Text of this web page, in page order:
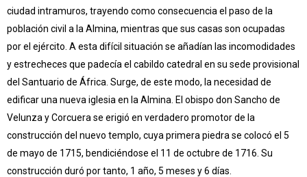
ciudad intramuros, trayendo como consecuencia el paso de la
población civil a la Almina, mientras que sus casas son ocupadas
por el ejército. A esta difícil situación se añadían las incomodidades
y estrecheces que padecía el cabildo catedral en su sede provisional
del Santuario de África. Surge, de este modo, la necesidad de
edificar una nueva iglesia en la Almina. El obispo don Sancho de
Velunza y Corcuera se erigió en verdadero promotor de la
construcción del nuevo templo, cuya primera piedra se colocó el 5
de mayo de 1715, bendiciéndose el 11 de octubre de 1716. Su
construcción duró por tanto, 1 año, 5 meses y 6 días.